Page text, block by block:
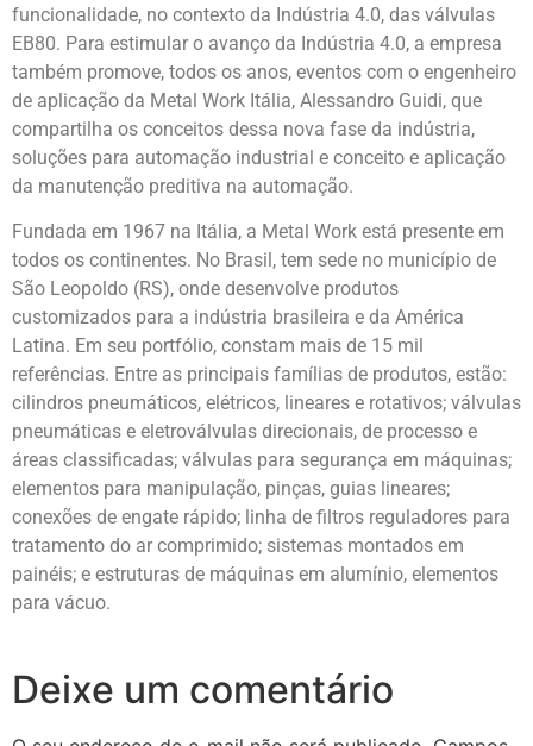
funcionalidade, no contexto da Indústria 4.0, das válvulas
EB80. Para estimular o avanço da Indústria 4.0, a empresa
também promove, todos os anos, eventos com o engenheiro
de aplicação da Metal Work Itália, Alessandro Guidi, que
compartilha os conceitos dessa nova fase da indústria,
soluções para automação industrial e conceito e aplicação
da manutenção preditiva na automação.
Fundada em 1967 na Itália, a Metal Work está presente em
todos os continentes. No Brasil, tem sede no município de
São Leopoldo (RS), onde desenvolve produtos
customizados para a indústria brasileira e da América
Latina. Em seu portfólio, constam mais de 15 mil
referências. Entre as principais famílias de produtos, estão:
cilindros pneumáticos, elétricos, lineares e rotativos; válvulas
pneumáticas e eletroválvulas direcionais, de processo e
áreas classificadas; válvulas para segurança em máquinas;
elementos para manipulação, pinças, guias lineares;
conexões de engate rápido; linha de filtros reguladores para
tratamento do ar comprimido; sistemas montados em
painéis; e estruturas de máquinas em alumínio, elementos
para vácuo.
Deixe um comentário